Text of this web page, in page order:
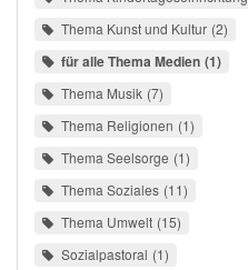
Thema Kunst und Kultur 2
für alle Thema Medien 1
Thema Musik 7
Thema Religionen 1
Thema Seelsorge 1
Thema Soziales 11
Thema Umwelt 15
Sozialpastoral 1